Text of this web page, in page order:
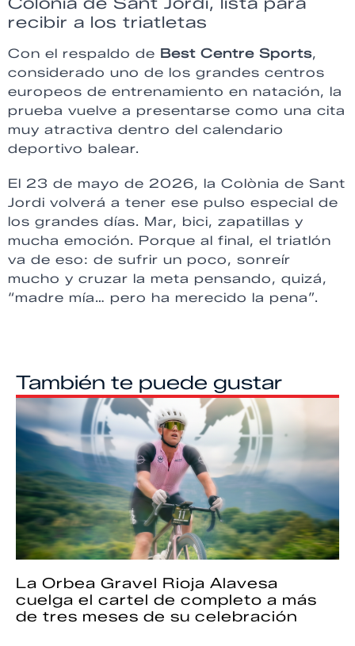
recibir a los triatletas
Con el respaldo de Best Centre Sports,
considerado uno de los grandes centros
europeos de entrenamiento en natación, la
prueba vuelve a presentarse como una cita
muy atractiva dentro del calendario
deportivo balear.
El 23 de mayo de 2026, la Colònia de Sant
Jordi volverá a tener ese pulso especial de
los grandes días. Mar, bici, zapatillas y
mucha emoción. Porque al final, el triatlón
va de eso: de sufrir un poco, sonreír
mucho y cruzar la meta pensando, quizá,
“madre mía… pero ha merecido la pena”.
También te puede gustar
La Orbea Gravel Rioja Alavesa
cuelga el cartel de completo a más
de tres meses de su celebración